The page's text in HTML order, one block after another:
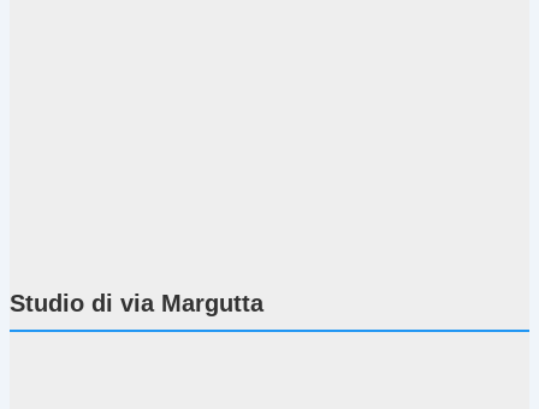
Studio di via Margutta